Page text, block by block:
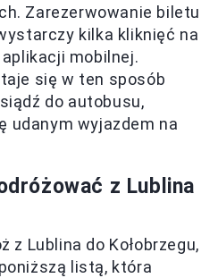
Zarezerwowanie biletu
kilka kliknięć na
mobilnej.
się w ten sposób
do autobusu,
udanym wyjazdem na
z Lublina
z Lublina do Kołobrzegu,
listą, która